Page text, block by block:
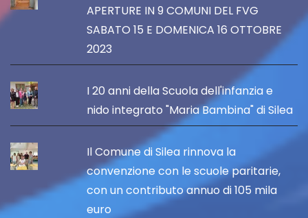
APERTURE IN 9 COMUNI DEL FVG
SABATO 15 E DOMENICA 16 OTTOBRE
2023
I 20 anni della Scuola dell'infanzia e
nido integrato "Maria Bambina" di Silea
Il Comune di Silea rinnova la
convenzione con le scuole paritarie,
con un contributo annuo di 105 mila
euro